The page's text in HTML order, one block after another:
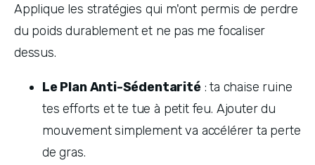
Applique les stratégies qui m'ont permis de perdre
du poids durablement et ne pas me focaliser
dessus.
Le Plan Anti-Sédentarité : ta chaise ruine
tes efforts et te tue à petit feu. Ajouter du
mouvement simplement va accélérer ta perte
de gras.